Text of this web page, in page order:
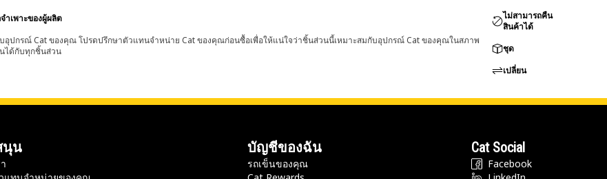
เพาะของผู้ผลิต
อุปกรณ์ Cat ของคุณ โปรดปรึกษาตัวแทนจำหน่าย Cat ของคุณก่อนซื้อเพื่อให้แน่ใจว่าชิ้นส่วนนี้เหมาะสมกับอุปกรณ์ Cat ของคุณในสภาพ
ได้กับทุกชิ้นส่วน
ไม่สามารถคืน
สินค้าได้
ชุด
เปลี่ยน
นุน บัญชีของฉัน
รถเข็นของคุณ
Cat Social
Facebook